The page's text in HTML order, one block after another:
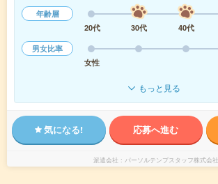
年齢層
20代
30代 40代
男女比率
女性
もっと見る
気になる! 応募へ進む
派遣会社 パーソルテンプスタッフ株式会社